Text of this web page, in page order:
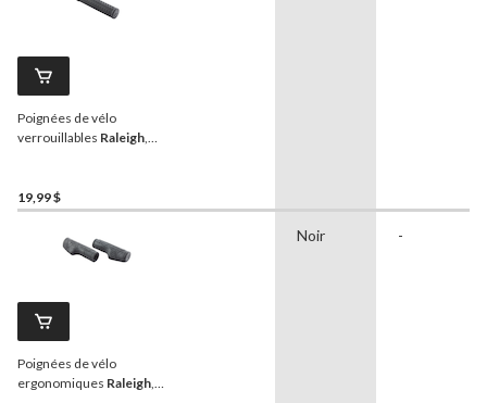
Poignées de vélo
verrouillables Raleigh
19,99 $
Poignées de vélo
ergonomiques Raleigh
Noir -